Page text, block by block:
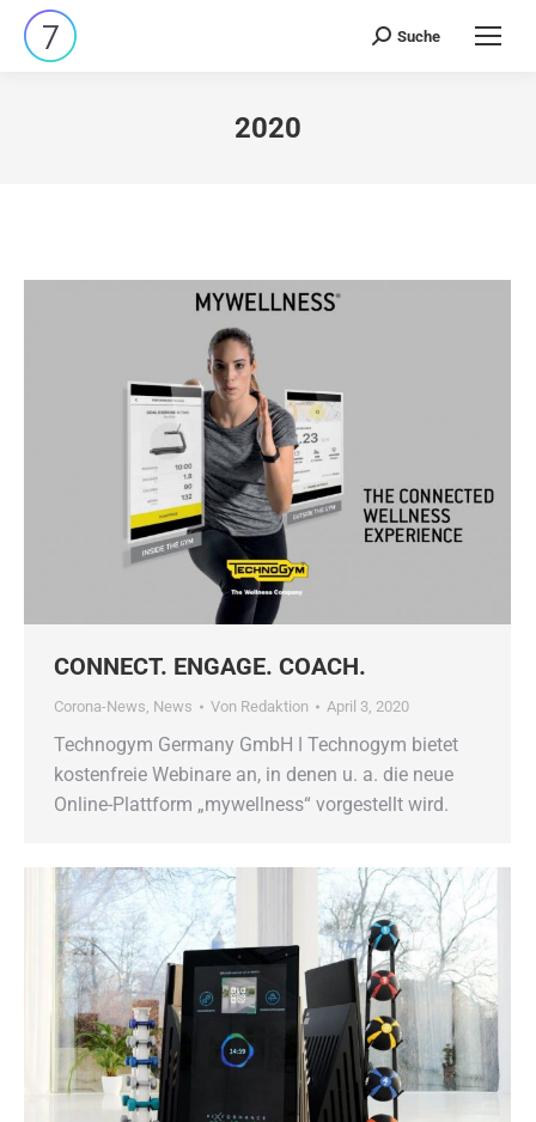
Search:
Suche
2020
CONNECT. ENGAGE. COACH.
Corona-News, News Von Redaktion April 3, 2020
Technogym Germany GmbH ǀ Technogym bietet
kostenfreie Webinare an, in denen u. a. die neue
Online-Plattform „mywellness“ vorgestellt wird.